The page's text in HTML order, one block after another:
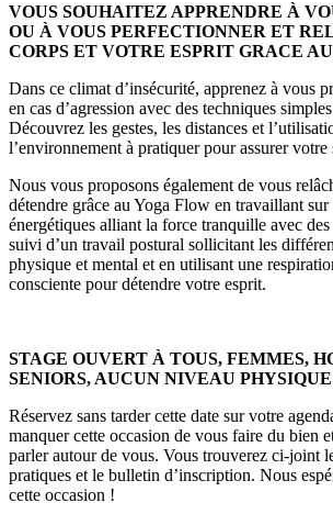
VOUS SOUHAITEZ APPRENDRE À
OU À VOUS PERFECTIONNER ET
CORPS ET VOTRE ESPRIT GRACE
Dans ce climat d’insécurité, apprenez à vous
en cas d’agression avec des techniques
Découvrez les gestes, les distances et
l’environnement à pratiquer pour assurer votre
Nous vous proposons également de vous
détendre grâce au Yoga Flow en travaillant sur
énergétiques alliant la force tranquille avec
suivi d’un travail postural sollicitant les
physique et mental et en utilisant une
consciente pour détendre votre esprit.
STAGE OUVERT À TOUS, FEMMES,
SENIORS, AUCUN NIVEAU
Réservez sans tarder cette date sur votre
manquer cette occasion de vous faire du bien
parler autour de vous. Vous trouverez ci-joint
pratiques et le bulletin d’inscription. Nous
cette occasion !